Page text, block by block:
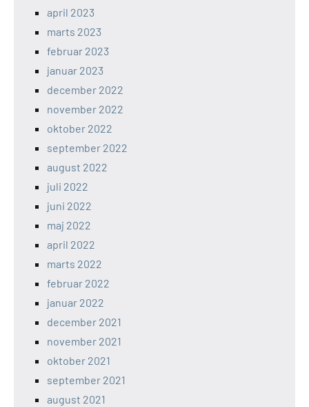
april 2023
marts 2023
februar 2023
januar 2023
december 2022
november 2022
oktober 2022
september 2022
august 2022
juli 2022
juni 2022
maj 2022
april 2022
marts 2022
februar 2022
januar 2022
december 2021
november 2021
oktober 2021
september 2021
august 2021